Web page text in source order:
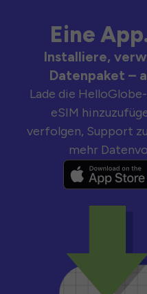
Eine
Installiere,
Datenpaket –
Lade die
eSIM
verfolgen, Support
mehr